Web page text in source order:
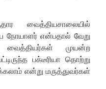
வைத்தியசாலையில்
நோயாளர் என்பதால் வேறு
வைத்தியர்கள் முயன்ற
பக்டீரியா தொற்று
என்று மருத்துவர்கள்